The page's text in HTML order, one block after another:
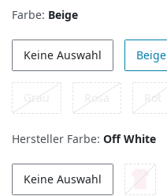
Farbe: Beige
Keine Auswahl Beige
Grau Rosa Rot
Hersteller Farbe: Off White
Keine Auswahl